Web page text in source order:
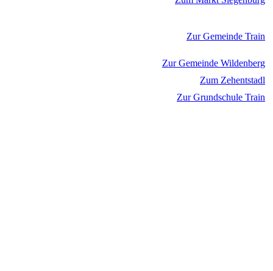
Zur Gemeinde Train
Zur Gemeinde Wildenberg
Zum Zehentstadl
Zur Grundschule Train